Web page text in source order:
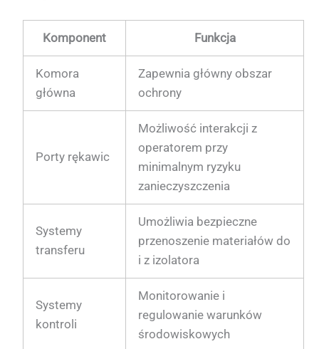
Komponent Funkcja
Komora
główna
Zapewnia główny obszar
ochrony
Porty rękawic
Możliwość interakcji z
operatorem przy
minimalnym ryzyku
zanieczyszczenia
Systemy
transferu
Umożliwia bezpieczne
przenoszenie materiałów do
i z izolatora
Systemy
kontroli
Monitorowanie i
regulowanie warunków
środowiskowych